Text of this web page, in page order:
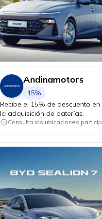
Andinamotors
15%
Recibe el 15% de descuento en
la adquisición de baterías.